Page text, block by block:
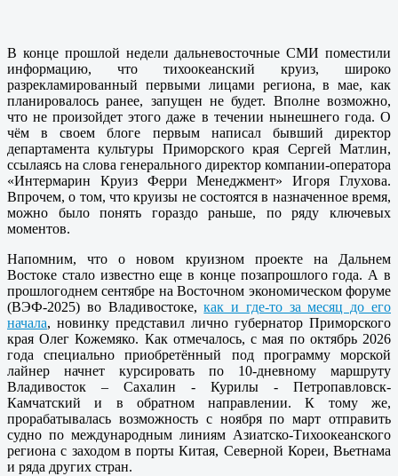
В конце прошлой недели дальневосточные СМИ поместили
информацию, что тихоокеанский круиз, широко
разрекламированный первыми лицами региона, в мае, как
планировалось ранее, запущен не будет. Вполне возможно,
что не произойдет этого даже в течении нынешнего года. О
чём в своем блоге первым написал бывший директор
департамента культуры Приморского края Сергей Матлин,
ссылаясь на слова генерального директор компании-оператора
«Интермарин Круиз Ферри Менеджмент» Игоря Глухова.
Впрочем, о том, что круизы не состоятся в назначенное время,
можно было понять гораздо раньше, по ряду ключевых
моментов.
Напомним, что о новом круизном проекте на Дальнем
Востоке стало известно еще в конце позапрошлого года. А в
прошлогоднем сентябре на Восточном экономическом форуме
(ВЭФ-2025) во Владивостоке,как и где-то за месяц до его
начала, новинку представил лично губернатор Приморского
края Олег Кожемяко. Как отмечалось, с мая по октябрь 2026
года специально приобретённый под программу морской
лайнер начнет курсировать по 10-дневному маршруту
Владивосток – Сахалин - Курилы - Петропавловск-
Камчатский и в обратном направлении. К тому же,
прорабатывалась возможность с ноября по март отправить
судно по международным линиям Азиатско-Тихоокеанского
региона с заходом в порты Китая, Северной Кореи, Вьетнама
и ряда других стран.